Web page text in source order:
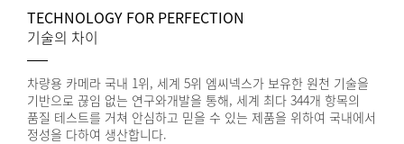
TECHNOLOGY FOR PERFECTION
기술의 차이
차량용 카메라 국내 1위, 세계 5위 엠씨넥스가 보유한 원천 기술을
기반으로 끊임 없는 연구와개발을 통해, 세계 최다 344개 항목의
품질 테스트를 거쳐 안심하고 믿을 수 있는 제품을 위하여 국내에서
정성을 다하여 생산합니다.